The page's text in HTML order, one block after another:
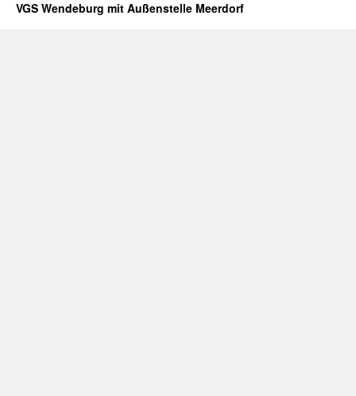
VGS Wendeburg mit Außenstelle Meerdorf